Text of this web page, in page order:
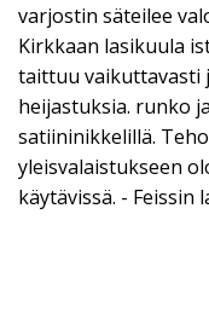
varjostin säteilee
Kirkkaan lasikuula
taittuu vaikuttavasti
heijastuksia. runko
satiininikkelillä.
yleisvalaistukseen
käytävissä. - Feissin